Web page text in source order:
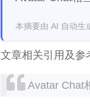
本摘要由 AI 自动生
文章相关引用及参
Avatar Chat